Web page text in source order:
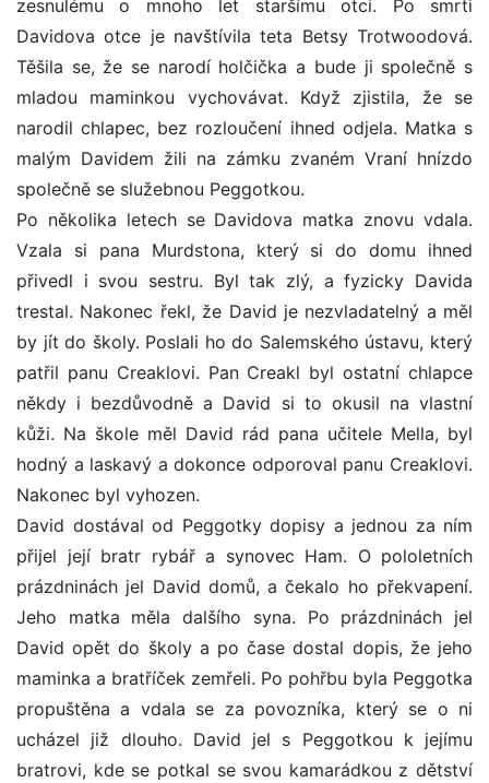
zesnulému o mnoho let staršímu otci. Po smrti
Davidova otce je navštívila teta Betsy Trotwoodová.
Těšila se, že se narodí holčička a bude ji společně s
mladou maminkou vychovávat. Když zjistila, že se
narodil chlapec, bez rozloučení ihned odjela. Matka s
malým Davidem žili na zámku zvaném Vraní hnízdo
společně se služebnou Peggotkou.
Po několika letech se Davidova matka znovu vdala.
Vzala si pana Murdstona, který si do domu ihned
přivedl i svou sestru. Byl tak zlý, a fyzicky Davida
trestal. Nakonec řekl, že David je nezvladatelný a měl
by jít do školy. Poslali ho do Salemského ústavu, který
patřil panu Creaklovi. Pan Creakl byl ostatní chlapce
někdy i bezdůvodně a David si to okusil na vlastní
kůži. Na škole měl David rád pana učitele Mella, byl
hodný a laskavý a dokonce odporoval panu Creaklovi.
Nakonec byl vyhozen.
David dostával od Peggotky dopisy a jednou za ním
přijel její bratr rybář a synovec Ham. O pololetních
prázdninách jel David domů, a čekalo ho překvapení.
Jeho matka měla dalšího syna. Po prázdninách jel
David opět do školy a po čase dostal dopis, že jeho
maminka a bratříček zemřeli. Po pohřbu byla Peggotka
propuštěna a vdala se za povozníka, který se o ni
ucházel již dlouho. David jel s Peggotkou k jejímu
bratrovi, kde se potkal se svou kamarádkou z dětství